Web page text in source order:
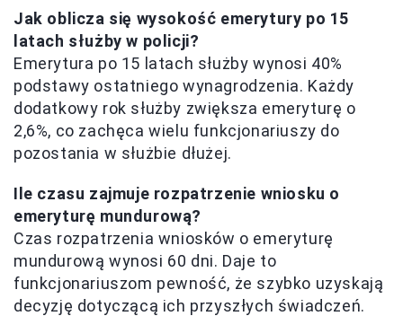
Jak oblicza się wysokość emerytury po 15
latach służby w policji?
Emerytura po 15 latach służby wynosi 40%
podstawy ostatniego wynagrodzenia. Każdy
dodatkowy rok służby zwiększa emeryturę o
2,6%, co zachęca wielu funkcjonariuszy do
pozostania w służbie dłużej.
Ile czasu zajmuje rozpatrzenie wniosku o
emeryturę mundurową?
Czas rozpatrzenia wniosków o emeryturę
mundurową wynosi 60 dni. Daje to
funkcjonariuszom pewność, że szybko uzyskają
decyzję dotyczącą ich przyszłych świadczeń.